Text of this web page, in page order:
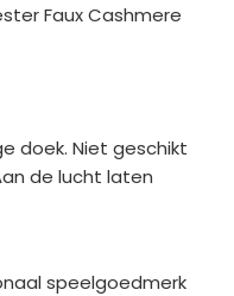
Faux Cashmere
doek. Niet geschikt
de lucht laten
speelgoedmerk